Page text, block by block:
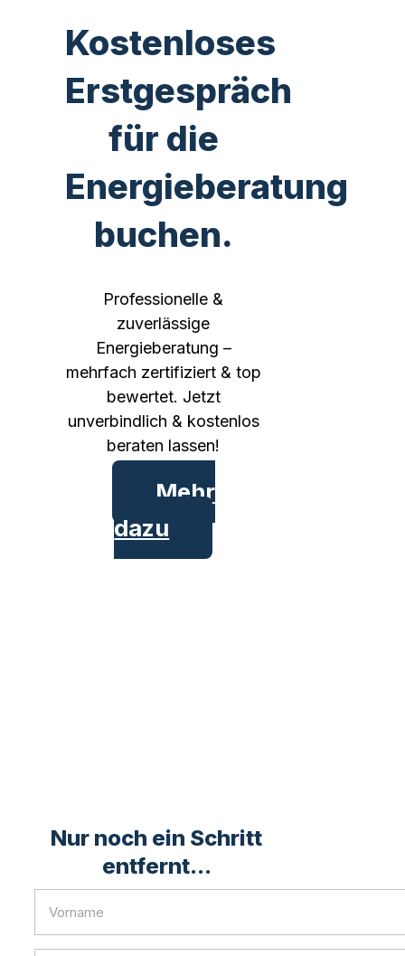
Kostenloses
Erstgespräch
für die
Energieberatung
buchen.
Professionelle &
zuverlässige
Energieberatung –
mehrfach zertifiziert & top
bewertet. Jetzt
unverbindlich & kostenlos
beraten lassen!
Mehr
dazu
Nur noch ein Schritt
entfernt...